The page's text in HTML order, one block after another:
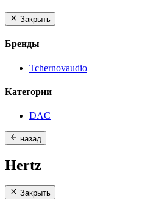
Закрыть
Бренды
Tchernovaudio
Категории
DAC
назад
Hertz
Закрыть